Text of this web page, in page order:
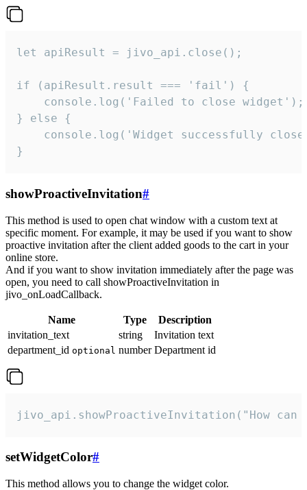
let apiResult = jivo_api.close();
if (apiResult.result === 'fail') {
    console.log('Failed to close widget');
} else {
console.log('Widget successfully
}
showProactiveInvitation#
This method is used to open chat window with a custom text at
specific moment. For example, it may be used if you want to show
proactive invitation after the client added goods to the cart in your
online store.
And if you want to show invitation immediately after the page was
open, you need to call showProactiveInvitation in
jivo_onLoadCallback.
Name Type
Description
invitation_text
string
Invitation text
department_id optional number Department id
jivo_api.showProactiveInvitation("How
setWidgetColor#
This method allows you to change the widget color.